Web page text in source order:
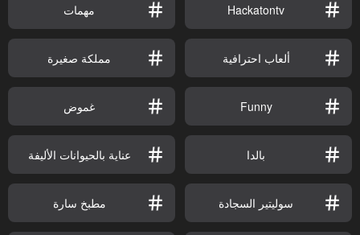
Hackatontv مهمات
ألعاب احترافية مملكة صغيرة
Funny غموض
بالدا عناية بالحيوانات الأليفة
سوليتير السجادة مطبخ سارة